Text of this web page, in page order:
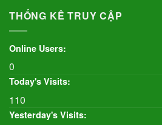
THỐNG KÊ TRUY CẬP
Online Users:
0
Today's Visits:
110
Yesterday's Visits: